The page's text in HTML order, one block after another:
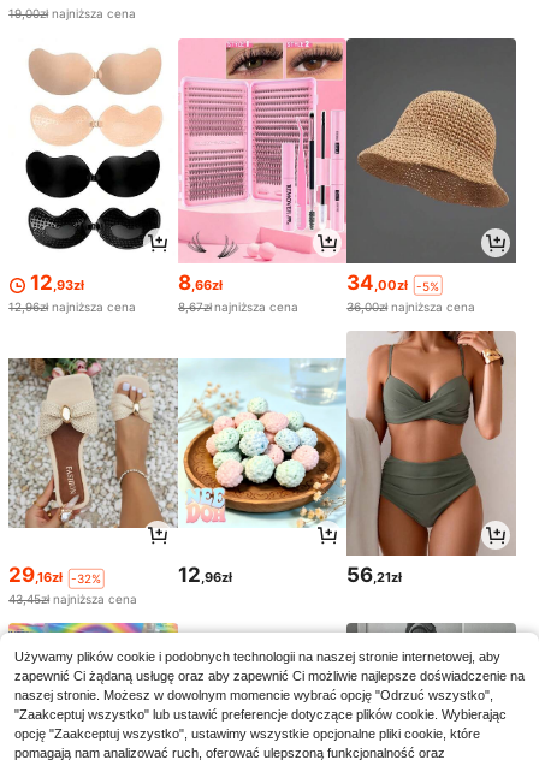
19,00zł najniższa cena
12,93zł
12,96zł najniższa cena
8,66zł
8,67złnajniższa cena
34,00zł
-5%
36,00zł najniższa cena
29,16zł
-32%
43,45zł najniższa cena
12,96zł 56,21zł
Używamy plików cookie i podobnych technologii na naszej stronie internetowej, aby
zapewnić Ci żądaną usługę oraz aby zapewnić Ci możliwie najlepsze doświadczenie na
naszej stronie. Możesz w dowolnym momencie wybrać opcję "Odrzuć wszystko",
"Zaakceptuj wszystko" lub ustawić preferencje dotyczące plików cookie. Wybierając
opcję "Zaakceptuj wszystko", ustawimy wszystkie opcjonalne pliki cookie, które
pomagają nam analizować ruch, oferować ulepszoną funkcjonalność oraz